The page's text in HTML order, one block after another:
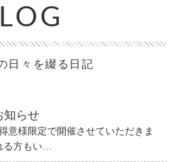
LOG
日々を綴る日記
知らせ
意様限定で開催させていただきま
る方もい…